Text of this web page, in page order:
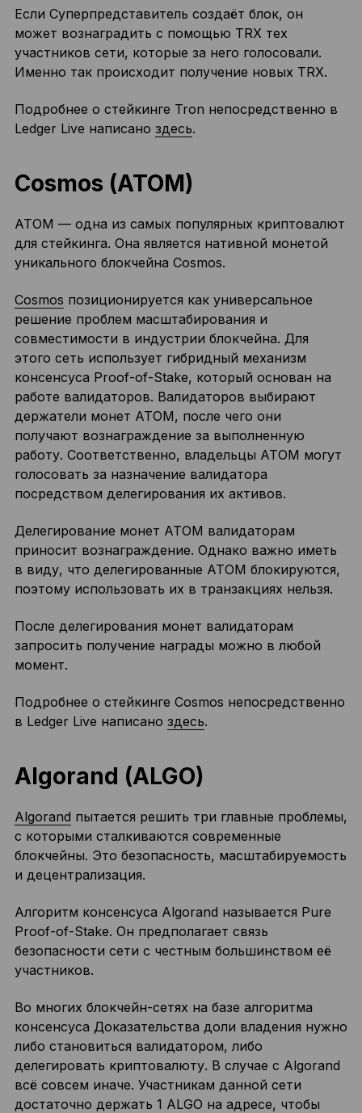
Если Суперпредставитель создаёт блок, он
может вознаградить с помощью TRX тех
участников сети, которые за него голосовали.
Именно так происходит получение новых TRX.
Подробнее о стейкинге Tron непосредственно в
Ledger Live написано здесь.
Cosmos (ATOM)
ATOM — одна из самых популярных криптовалют
для стейкинга. Она является нативной монетой
уникального блокчейна Cosmos.
Cosmos позиционируется как универсальное
решение проблем масштабирования и
совместимости в индустрии блокчейна. Для
этого сеть использует гибридный механизм
консенсуса Proof-of-Stake, который основан на
работе валидаторов. Валидаторов выбирают
держатели монет ATOM, после чего они
получают вознаграждение за выполненную
работу. Соответственно, владельцы ATOM могут
голосовать за назначение валидатора
посредством делегирования их активов.
Делегирование монет ATOM валидаторам
приносит вознаграждение. Однако важно иметь
в виду, что делегированные ATOM блокируются,
поэтому использовать их в транзакциях нельзя.
После делегирования монет валидаторам
запросить получение награды можно в любой
момент.
Подробнее о стейкинге Cosmos непосредственно
в Ledger Live написано здесь.
Algorand (ALGO)
Algorand пытается решить три главные проблемы,
с которыми сталкиваются современные
блокчейны. Это безопасность, масштабируемость
и децентрализация.
Алгоритм консенсуса Algorand называется Pure
Proof-of-Stake. Он предполагает связь
безопасности сети с честным большинством её
участников.
Во многих блокчейн-сетях на базе алгоритма
консенсуса Доказательства доли владения нужно
либо становиться валидатором, либо
делегировать криптовалюту. В случае с Algorand
всё совсем иначе. Участникам данной сети
достаточно держать 1 ALGO на адресе, чтобы